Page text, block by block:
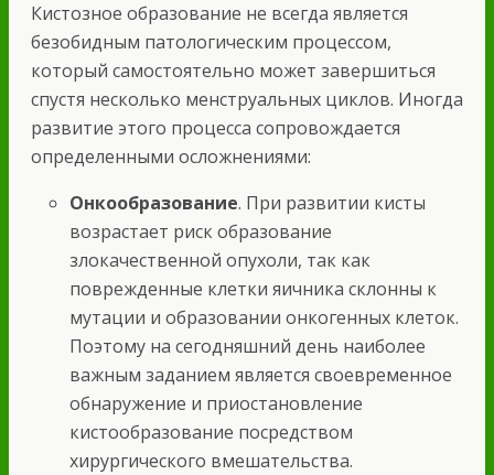
Кистозное образование не всегда является
безобидным патологическим процессом,
который самостоятельно может завершиться
спустя несколько менструальных циклов. Иногда
развитие этого процесса сопровождается
определенными осложнениями:
Онкообразование. При развитии кисты
возрастает риск образование
злокачественной опухоли, так как
поврежденные клетки яичника склонны к
мутации и образовании онкогенных клеток.
Поэтому на сегодняшний день наиболее
важным заданием является своевременное
обнаружение и приостановление
кистообразование посредством
хирургического вмешательства.